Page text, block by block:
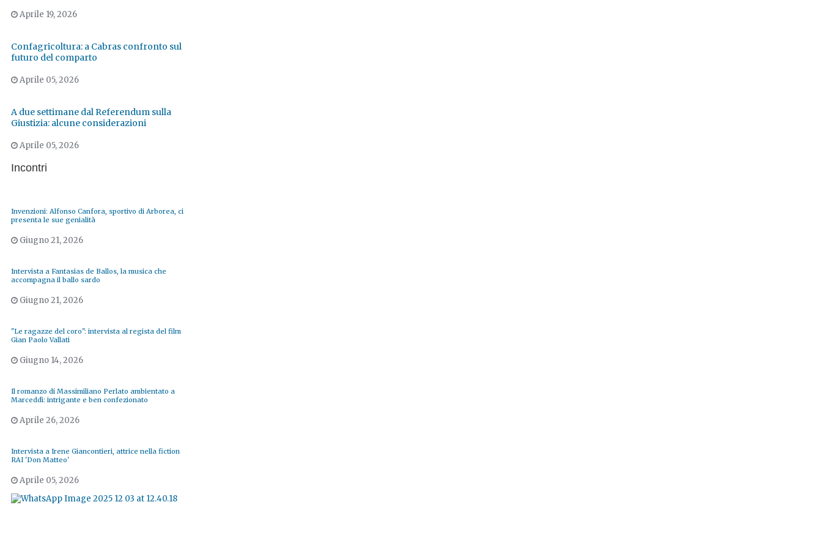
Aprile 19, 2026
Confagricoltura: a Cabras confronto sul
futuro del comparto
Aprile 05, 2026
A due settimane dal Referendum sulla
Giustizia: alcune considerazioni
Aprile 05, 2026
Incontri
Invenzioni: Alfonso Canfora, sportivo di Arborea, ci
presenta le sue genialità
Giugno 21, 2026
Intervista a Fantasias de Ballos, la musica che
accompagna il ballo sardo
Giugno 21, 2026
"Le ragazze del coro": intervista al regista del film
Gian Paolo Vallati
Giugno 14, 2026
Il romanzo di Massimiliano Perlato ambientato a
Marceddì: intrigante e ben confezionato
Aprile 26, 2026
Intervista a Irene Giancontieri, attrice nella fiction
RAI 'Don Matteo'
Aprile 05, 2026